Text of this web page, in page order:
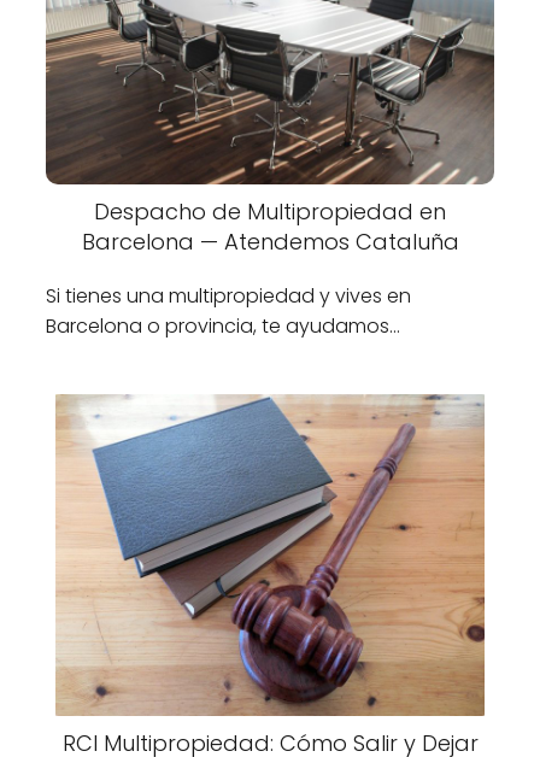
Despacho de Multipropiedad en
Barcelona — Atendemos Cataluña
Si tienes una multipropiedad y vives en
Barcelona o provincia, te ayudamos…
RCI Multipropiedad: Cómo Salir y Dejar